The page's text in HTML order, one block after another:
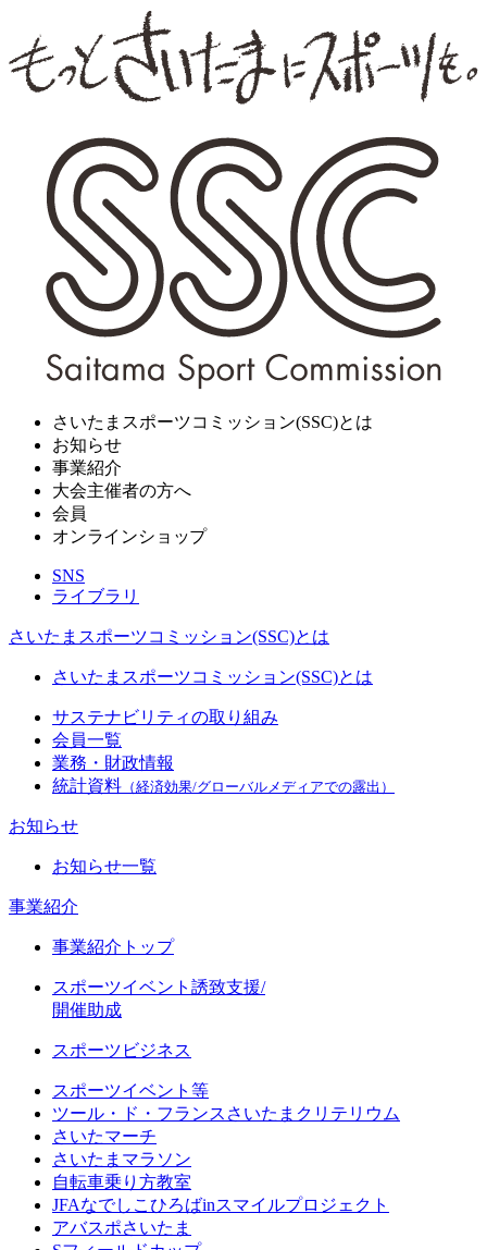
さいたまスポーツコミッション(SSC)とは
お知らせ
事業紹介
大会主催者の方へ
会員
オンラインショップ
SNS
ライブラリ
さいたまスポーツコミッション(SSC)とは
さいたまスポーツコミッション(SSC)とは
サステナビリティの取り組み
会員一覧
業務・財政情報
統計資料 （経済効果/グローバルメディアでの露出）
お知らせ
お知らせ一覧
事業紹介
事業紹介トップ
スポーツイベント誘致支援/
開催助成
スポーツビジネス
スポーツイベント等
ツール・ド・フランスさいたまクリテリウム
さいたマーチ
さいたまマラソン
自転車乗り方教室
JFAなでしこひろばinスマイルプロジェクト
アバスポさいたま